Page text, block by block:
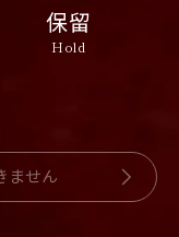
保留
Hold
ません